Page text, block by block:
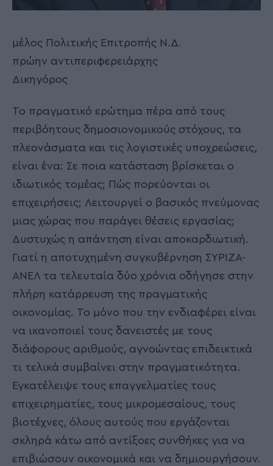
μέλος Πολιτικής Επιτροπής Ν.Δ.
πρώην αντιπεριφερειάρχης
Δικηγόρος
Το πραγματικό ερώτημα πέρα από τους
περιβόητους δημοσιονομικούς στόχους, τα
πλεονάσματα και τις λογιστικές υποχρεώσεις,
είναι ένα: Σε ποια κατάσταση βρίσκεται ο
ιδιωτικός τομέας; Πώς πορεύονται οι
επιχειρήσεις; Λειτουργεί ο βασικός πνεύμονας
μιας χώρας που παράγει θέσεις εργασίας;
Δυστυχώς η απάντηση είναι αποκαρδιωτική.
Γιατί η αποτυχημένη συγκυβέρνηση ΣΥΡΙΖΑ-
ΑΝΕΛ τα τελευταία δύο χρόνια οδήγησε στην
πλήρη κατάρρευση της πραγματικής
οικονομίας. Το μόνο που την ενδιαφέρει είναι
να ικανοποιεί τους δανειστές με τους
διάφορους αριθμούς, αγνοώντας επιδεικτικά
τι τελικά συμβαίνει στην πραγματικότητα.
Εγκατέλειψε τους επαγγελματίες τους
επιχειρηματίες, τους μικρομεσαίους, τους
βιοτέχνες, όλους αυτούς που εργάζονται
σκληρά κάτω από αντίξοες συνθήκες για να
επιβιώσουν οικονομικά και να δημιουργήσουν.